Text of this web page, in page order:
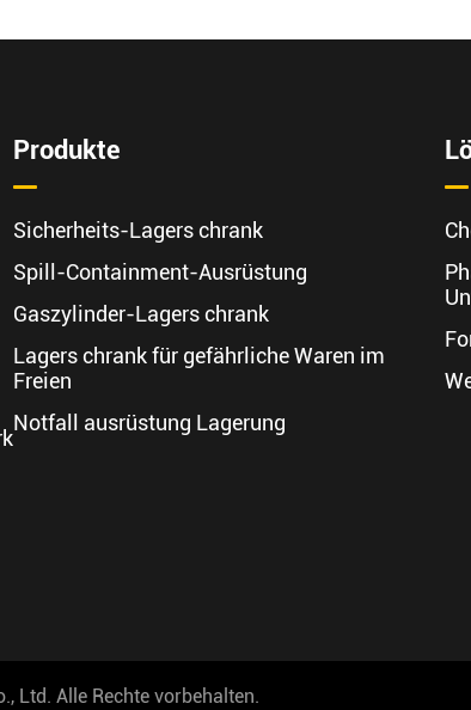
Produkte
Sicherheits-Lagers chrank
Spill-Containment-Ausrüstung
Gaszylinder-Lagers chrank
Lagers chrank für gefährliche Waren im
Freien
Notfall ausrüstung Lagerung
Ltd. Alle Rechte vorbehalten.